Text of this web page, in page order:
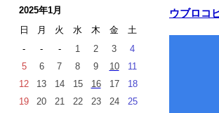
ウブロコ
2025年1月
日
月 火 水 木 金
土
-
- - 1 2 3
4
5
6 7 8 9 10
11
12
13 14 15 16 17
18
19
20 21 22 23 24
25